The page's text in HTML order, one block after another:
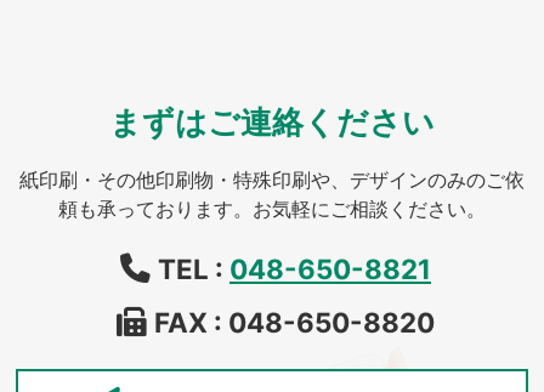
まずはご連絡ください
紙印刷・その他印刷物・特殊印刷や、デザインのみのご依
頼も承っております。お気軽にご相談ください。
TEL : 048-650-8821
FAX : 048-650-8820